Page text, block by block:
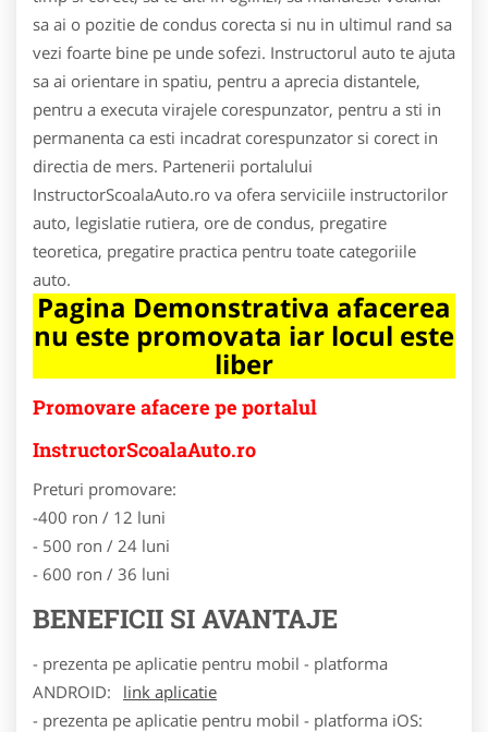
sa ai o pozitie de condus corecta si nu in ultimul rand sa
vezi foarte bine pe unde sofezi. Instructorul auto te ajuta
sa ai orientare in spatiu, pentru a aprecia distantele,
pentru a executa virajele corespunzator, pentru a sti in
permanenta ca esti incadrat corespunzator si corect in
directia de mers. Partenerii portalului
InstructorScoalaAuto.ro va ofera serviciile instructorilor
auto, legislatie rutiera, ore de condus, pregatire
teoretica, pregatire practica pentru toate categoriile
auto.
Pagina Demonstrativa afacerea
nu este promovata iar locul este
liber
Promovare afacere pe portalul
InstructorScoalaAuto.ro
Preturi promovare:
-400 ron / 12 luni
- 500 ron / 24 luni
- 600 ron / 36 luni
BENEFICII SI AVANTAJE
- prezenta pe aplicatie pentru mobil - platforma
ANDROID:
link aplicatie
- prezenta pe aplicatie pentru mobil - platforma iOS: